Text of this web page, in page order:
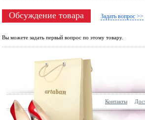
Обсуждение товара Задать вопрос >>
Вы можете задать первый вопрос по этому товару.
Контакты